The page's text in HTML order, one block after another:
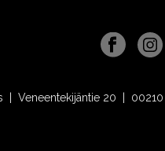
| Veneentekijäntie 20 |